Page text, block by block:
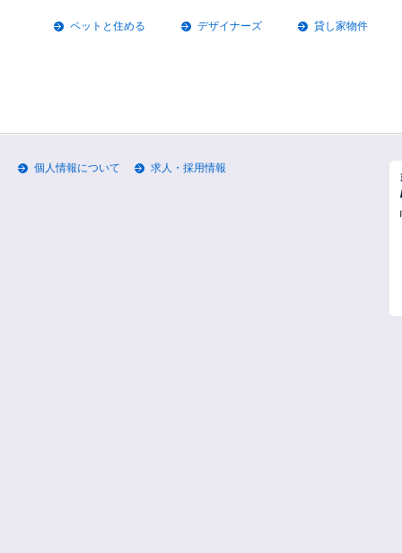
ペットと住める デザイナーズ 貸し家物件
個人情報について 求人・採用情報